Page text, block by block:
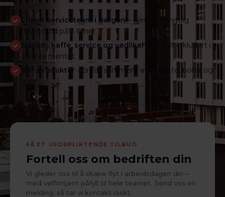
Lokalt serviceteam i Bergen– gjennomsnittlig
responstid på 3 timer
Maskin, kaffe, service og vedlikehold
– alt inkludert i
abonnementet
80+ produkter – bredt sortiment av kaffe, te, boller og
mer
FÅ ET UFORPLIKTENDE TILBUD
Fortell oss om bedriften din
Vi gleder oss til å skape flyt i arbeidsdagen din –
med velfortjent påfyll til hele teamet. Send oss en
melding, så tar vi kontakt raskt.